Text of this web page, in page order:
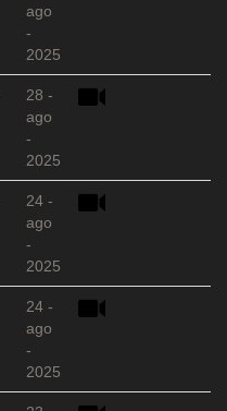
ago
-
2025
28 -
ago
-
2025
24 -
ago
-
2025
24 -
ago
-
2025